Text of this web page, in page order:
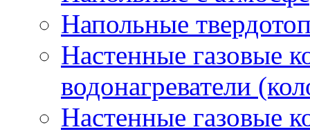
Напольные
Настенные газовые
водонагреватели
Настенные газовые